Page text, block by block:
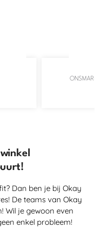
Dan ben je bij Okay
De teams van Okay
Wil je gewoon even
enkel probleem!